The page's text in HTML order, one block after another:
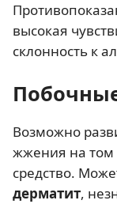
высокая
склонность к
Возможно
жжения на том
средство.
дерматит,